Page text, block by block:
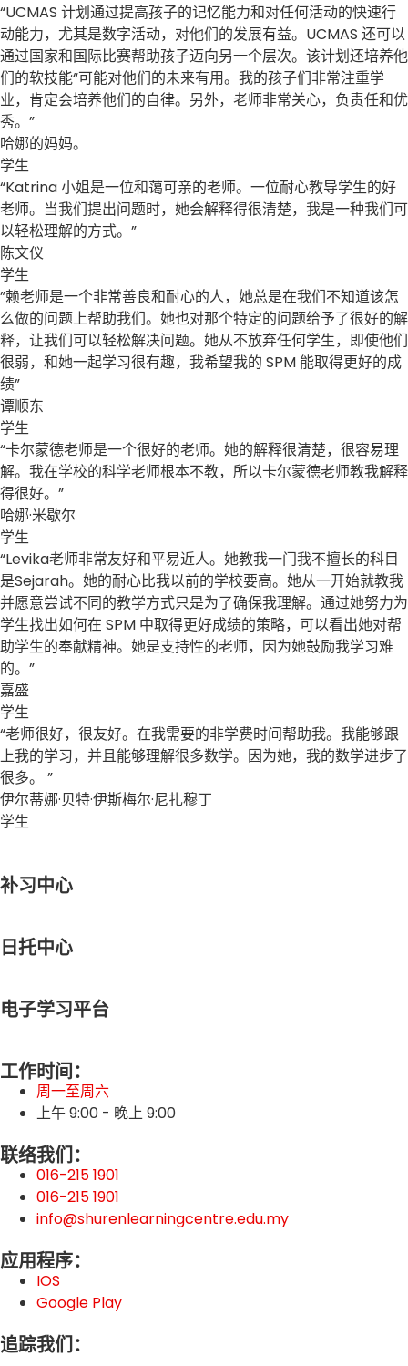
“UCMAS 计划通过提高孩子的记忆能力和对任何活动的快速行
动能力，尤其是数字活动，对他们的发展有益。UCMAS 还可以
通过国家和国际比赛帮助孩子迈向另一个层次。该计划还培养他
们的软技能“可能对他们的未来有用。我的孩子们非常注重学
业，肯定会培养他们的自律。另外，老师非常关心，负责任和优
秀。”
哈娜的妈妈。
学生
“Katrina 小姐是一位和蔼可亲的老师。一位耐心教导学生的好
老师。当我们提出问题时，她会解释得很清楚，我是一种我们可
以轻松理解的方式。”
陈文仪
学生
”赖老师是一个非常善良和耐心的人，她总是在我们不知道该怎
么做的问题上帮助我们。她也对那个特定的问题给予了很好的解
释，让我们可以轻松解决问题。她从不放弃任何学生，即使他们
很弱，和她一起学习很有趣，我希望我的 SPM 能取得更好的成
绩”
谭顺东
学生
“卡尔蒙德老师是一个很好的老师。她的解释很清楚，很容易理
解。我在学校的科学老师根本不教，所以卡尔蒙德老师教我解释
得很好。”
哈娜·米歇尔
学生
“Levika老师非常友好和平易近人。她教我一门我不擅长的科目
是Sejarah。她的耐心比我以前的学校要高。她从一开始就教我
并愿意尝试不同的教学方式只是为了确保我理解。通过她努力为
学生找出如何在 SPM 中取得更好成绩的策略，可以看出她对帮
助学生的奉献精神。她是支持性的老师，因为她鼓励我学习难
的。”
嘉盛
学生
“老师很好，很友好。在我需要的非学费时间帮助我。我能够跟
上我的学习，并且能够理解很多数学。因为她，我的数学进步了
很多。 ”
伊尔蒂娜·贝特·伊斯梅尔·尼扎穆丁
学生
补习中心
日托中心
电子学习平台
工作时间：
周一至周六
上午 9:00 - 晚上 9:00
联络我们：
016-215 1901
016-215 1901
info@shurenlearningcentre.edu.my
应用程序：
IOS
Google Play
追踪我们：